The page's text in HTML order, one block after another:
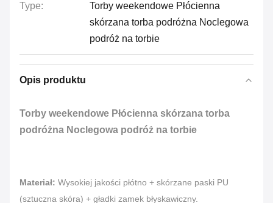
Type:
Torby weekendowe Płócienna
skórzana torba podróżna Noclegowa
podróż na torbie
Opis produktu
Torby weekendowe Płócienna skórzana torba
podróżna Noclegowa podróż na torbie
Materiał: Wysokiej jakości płótno + skórzane paski PU
(sztuczna skóra) + gładki zamek błyskawiczny.